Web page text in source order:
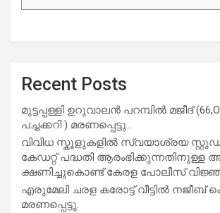
Recent Posts
മുട്ടപ്പള്ളി ഉറുവാലൻ പറമ്പിൽ മജീദ്
പച്ചക്കറി ) മരണപ്പെട്ടു..
വിവിധ സ്കൂളുകളില്‍ സ്വയാശ്രയ
കേഡറ്റ് പദ്ധതി ആരംഭിക്കുന്നതിനുള്ള
ക്ഷണിച്ചുകൊണ്ട് കേരള പോലീസ്
എരുമേലി ചരള കരോട്ട് വീട്ടിൽ നജീബ്
മരണപ്പെട്ടു.